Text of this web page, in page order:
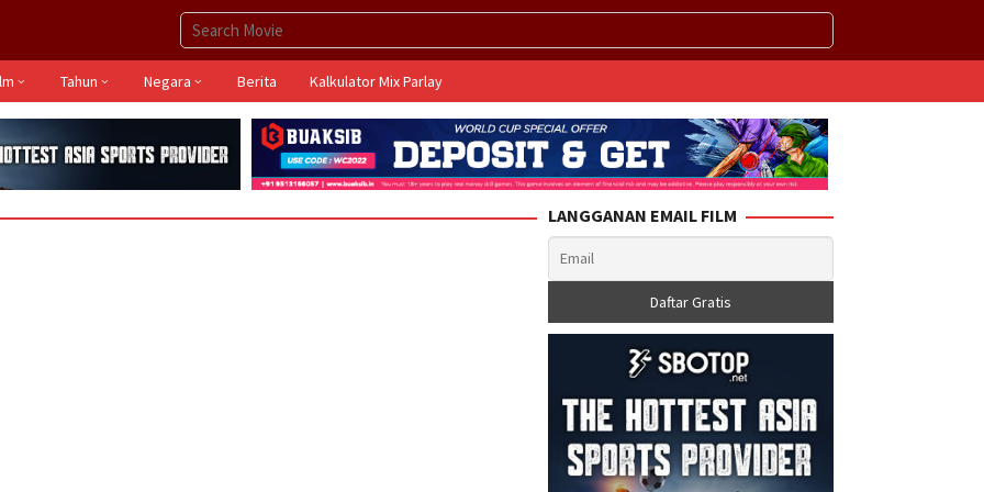
Tahun Negara Berita Kalkulator Mix Parlay
LANGGANAN EMAIL FILM